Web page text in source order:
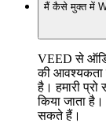
मैं कैसे मुक्त में
VEED से
की आवश्यकता
है। हमारी
किया जाता
सकते हैं।